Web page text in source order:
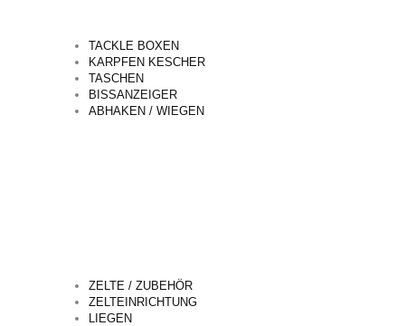
TACKLE BOXEN
KARPFEN KESCHER
TASCHEN
BISSANZEIGER
ABHAKEN / WIEGEN
ZELTE / ZUBEHÖR
ZELTEINRICHTUNG
LIEGEN